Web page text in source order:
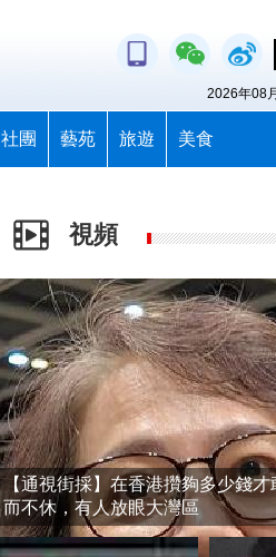
社團 藝苑 旅遊 美食
2026年08
視頻
【通視街採】在香港攢夠多少錢才
而不休，有人放眼大灣區